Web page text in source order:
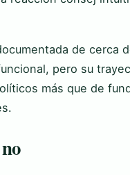
de cerca
pero su
más que de